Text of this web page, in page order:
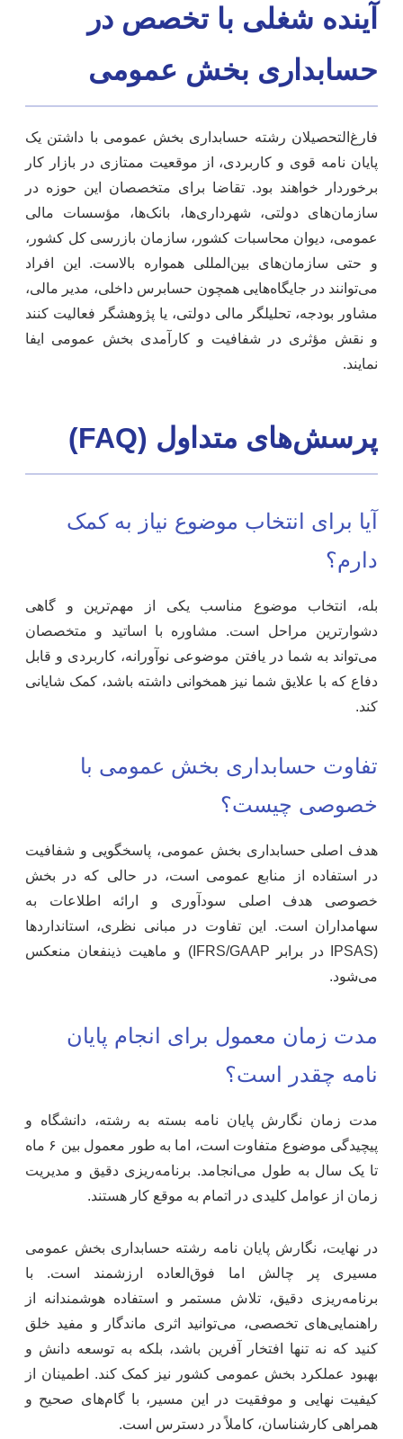
آینده شغلی با تخصص در
حسابداری بخش عمومی
فارغ‌التحصیلان رشته حسابداری بخش عمومی با داشتن یک
پایان نامه قوی و کاربردی، از موقعیت ممتازی در بازار کار
برخوردار خواهند بود. تقاضا برای متخصصان این حوزه در
سازمان‌های دولتی، شهرداری‌ها، بانک‌ها، مؤسسات مالی
عمومی، دیوان محاسبات کشور، سازمان بازرسی کل کشور،
و حتی سازمان‌های بین‌المللی همواره بالاست. این افراد
می‌توانند در جایگاه‌هایی همچون حسابرس داخلی، مدیر مالی،
مشاور بودجه، تحلیلگر مالی دولتی، یا پژوهشگر فعالیت کنند
و نقش مؤثری در شفافیت و کارآمدی بخش عمومی ایفا
نمایند.
پرسش‌های متداول (FAQ)
آیا برای انتخاب موضوع نیاز به کمک
دارم؟
بله، انتخاب موضوع مناسب یکی از مهم‌ترین و گاهی
دشوارترین مراحل است. مشاوره با اساتید و متخصصان
می‌تواند به شما در یافتن موضوعی نوآورانه، کاربردی و قابل
دفاع که با علایق شما نیز همخوانی داشته باشد، کمک شایانی
کند.
تفاوت حسابداری بخش عمومی با
خصوصی چیست؟
هدف اصلی حسابداری بخش عمومی، پاسخگویی و شفافیت
در استفاده از منابع عمومی است، در حالی که در بخش
خصوصی هدف اصلی سودآوری و ارائه اطلاعات به
سهامداران است. این تفاوت در مبانی نظری، استانداردها
(IPSAS در برابر IFRS/GAAP) و ماهیت ذینفعان منعکس
می‌شود.
مدت زمان معمول برای انجام پایان
نامه چقدر است؟
مدت زمان نگارش پایان نامه بسته به رشته، دانشگاه و
پیچیدگی موضوع متفاوت است، اما به طور معمول بین ۶ ماه
تا یک سال به طول می‌انجامد. برنامه‌ریزی دقیق و مدیریت
زمان از عوامل کلیدی در اتمام به موقع کار هستند.
در نهایت، نگارش پایان نامه رشته حسابداری بخش عمومی
مسیری پر چالش اما فوق‌العاده ارزشمند است. با
برنامه‌ریزی دقیق، تلاش مستمر و استفاده هوشمندانه از
راهنمایی‌های تخصصی، می‌توانید اثری ماندگار و مفید خلق
کنید که نه تنها افتخار آفرین باشد، بلکه به توسعه دانش و
بهبود عملکرد بخش عمومی کشور نیز کمک کند. اطمینان از
کیفیت نهایی و موفقیت در این مسیر، با گام‌های صحیح و
همراهی کارشناسان، کاملاً در دسترس است.